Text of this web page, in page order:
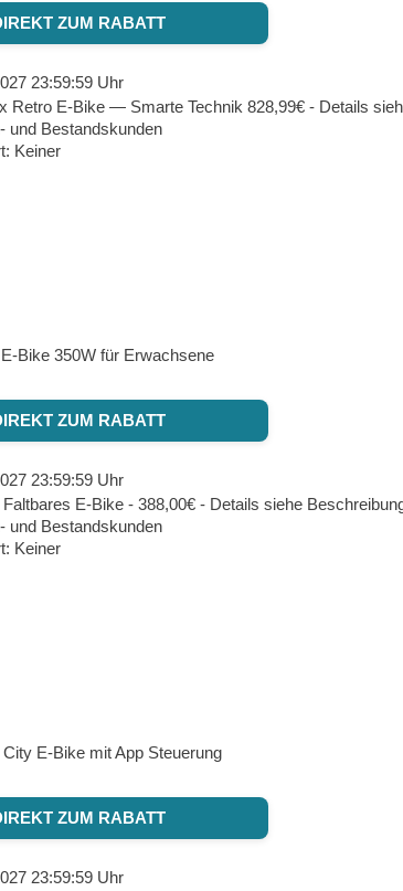
ZUM RABATT
23:59:59 Uhr
Retro E‑Bike — Smarte Technik 828,99€ - Details
und Bestandskunden
Keiner
Bike 350W für Erwachsene
ZUM RABATT
23:59:59 Uhr
E-Bike - 388,00€ - Details siehe
und Bestandskunden
Keiner
E-Bike mit App Steuerung
ZUM RABATT
23:59:59 Uhr